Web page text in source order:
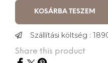
KOSÁRBA TESZEM
Szállítási költség :
Share this product